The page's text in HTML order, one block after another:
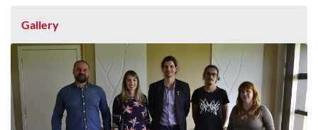
Gallery